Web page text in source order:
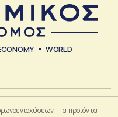
WORLD
– Τα προϊόντα